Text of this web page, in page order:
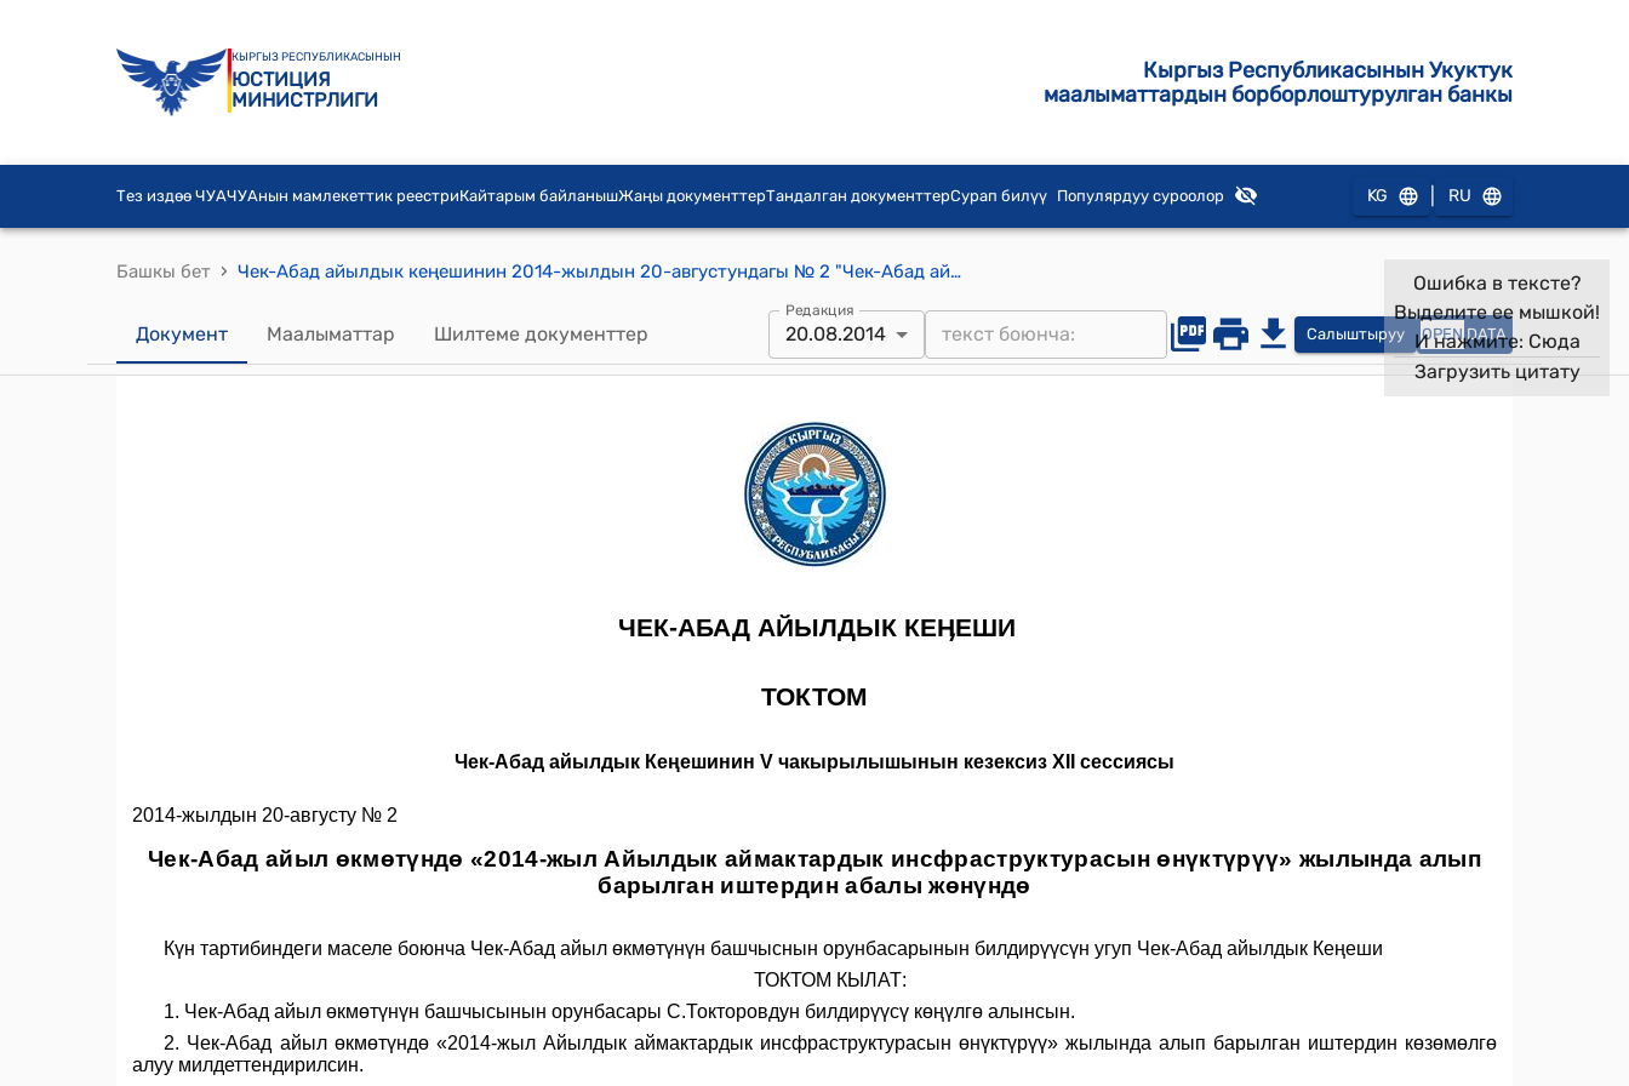
КЫРГЫЗ РЕСПУБЛИКАСЫНЫН
ЮСТИЦИЯ
МИНИСТРЛИГИ
Кыргыз Республикасынын Укуктук
маалыматтардын борборлоштурулган банкы
Тез издөө ЧУАЧУАнын мамлекеттик реестриКайтарым байланышЖаңы документтерТандалган документтерСурап билүү Популярдуу суроолор KG RU
Башкы бет › Чек-Абад айылдык кеңешинин 2014-жылдын 20-августундагы № 2 "Чек-Абад айыл өкмөтүндө «2014-жыл Айылдык аймактардык инсфраструктурасын өнүктүрүү» жылында алып барылган иштердин абалы жөнүндө" токтому
Документ Маалыматтар Шилтеме документтер
Редакция
20.08.2014 Салыштыруу OPEN DATA
Ошибка в тексте?
Выделите ее мышкой!
И нажмите: Сюда
Загрузить цитату